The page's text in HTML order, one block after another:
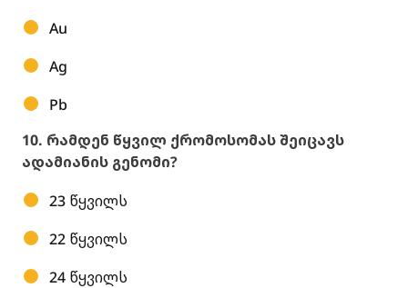
Au
Ag
Pb
10. რამდენ წყვილ ქრომოსომას შეიცავს
ადამიანის გენომი?
23 წყვილს
22 წყვილს
24 წყვილს